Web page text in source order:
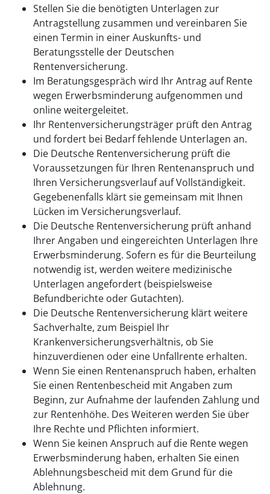
Stellen Sie die benötigten Unterlagen zur
Antragstellung zusammen und vereinbaren Sie
einen Termin in einer Auskunfts- und
Beratungsstelle der Deutschen
Rentenversicherung.
Im Beratungsgespräch wird Ihr Antrag auf Rente
wegen Erwerbsminderung aufgenommen und
online weitergeleitet.
Ihr Rentenversicherungsträger prüft den Antrag
und fordert bei Bedarf fehlende Unterlagen an.
Die Deutsche Rentenversicherung prüft die
Voraussetzungen für Ihren Rentenanspruch und
Ihren Versicherungsverlauf auf Vollständigkeit.
Gegebenenfalls klärt sie gemeinsam mit Ihnen
Lücken im Versicherungsverlauf.
Die Deutsche Rentenversicherung prüft anhand
Ihrer Angaben und eingereichten Unterlagen Ihre
Erwerbsminderung. Sofern es für die Beurteilung
notwendig ist, werden weitere medizinische
Unterlagen angefordert (beispielsweise
Befundberichte oder Gutachten).
Die Deutsche Rentenversicherung klärt weitere
Sachverhalte, zum Beispiel Ihr
Krankenversicherungsverhältnis, ob Sie
hinzuverdienen oder eine Unfallrente erhalten.
Wenn Sie einen Rentenanspruch haben, erhalten
Sie einen Rentenbescheid mit Angaben zum
Beginn, zur Aufnahme der laufenden Zahlung und
zur Rentenhöhe. Des Weiteren werden Sie über
Ihre Rechte und Pflichten informiert.
Wenn Sie keinen Anspruch auf die Rente wegen
Erwerbsminderung haben, erhalten Sie einen
Ablehnungsbescheid mit dem Grund für die
Ablehnung.